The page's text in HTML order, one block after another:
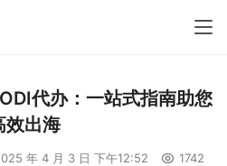
代办：一站式指南助您
效出海
年 4 月 3 日 下午12:52 1742